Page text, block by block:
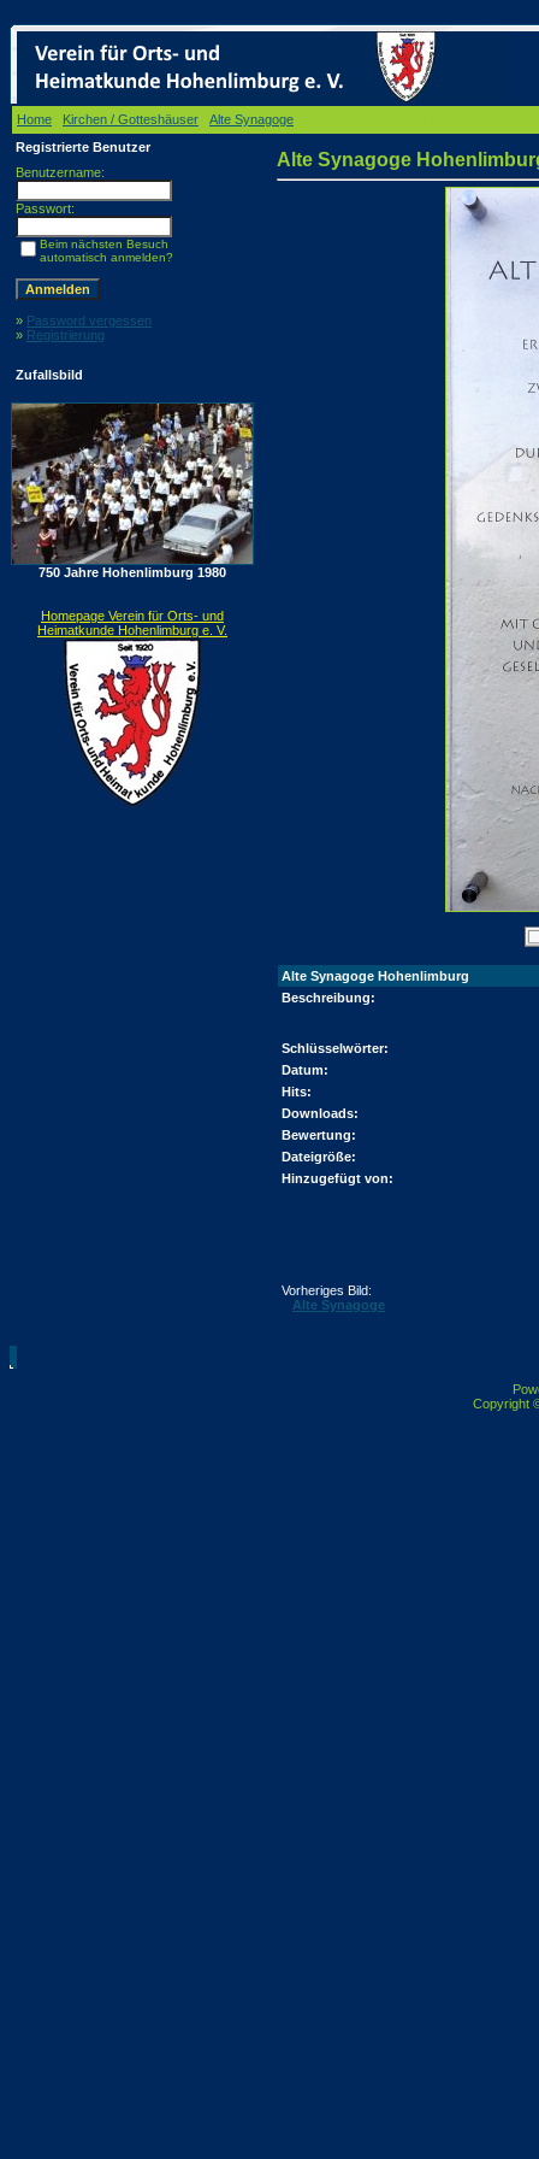
Home Kirchen / Gotteshäuser Alte Synagoge
Registrierte Benutzer
Benutzername:
Passwort:
Beim nächsten Besuch
automatisch anmelden?
» Password vergessen
» Registrierung
Zufallsbild
750 Jahre Hohenlimburg 1980
Homepage Verein für Orts- und
Heimatkunde Hohenlimburg e. V.
Alte Synagoge
Alte Synagoge Hohenlimburg
Beschreibung:
Schlüsselwörter:
Datum:
Hits:
Downloads:
Bewertung:
Dateigröße:
Hinzugefügt von:
Vorheriges Bild:
Alte Synagoge
Copyright